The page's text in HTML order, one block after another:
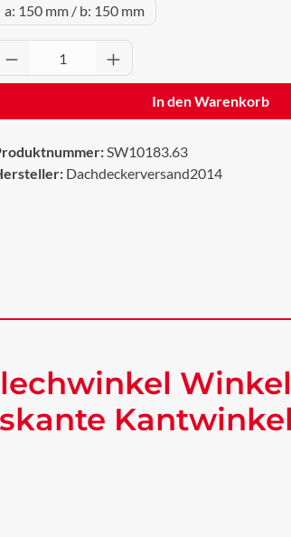
a: 150 mm / b: 150 mm
Produkt Anzahl: Gib den
In den Warenkorb
SW10183.63
Dachdeckerversand2014
Winkel
Kantwinkel